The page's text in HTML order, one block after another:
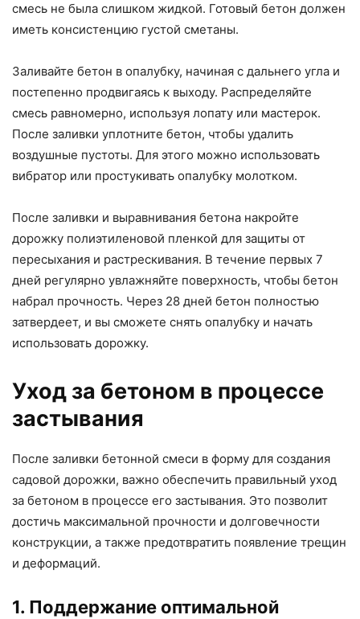
смесь не была слишком жидкой. Готовый бетон должен
иметь консистенцию густой сметаны.
Заливайте бетон в опалубку, начиная с дальнего угла и
постепенно продвигаясь к выходу. Распределяйте
смесь равномерно, используя лопату или мастерок.
После заливки уплотните бетон, чтобы удалить
воздушные пустоты. Для этого можно использовать
вибратор или простукивать опалубку молотком.
После заливки и выравнивания бетона накройте
дорожку полиэтиленовой пленкой для защиты от
пересыхания и растрескивания. В течение первых 7
дней регулярно увлажняйте поверхность, чтобы бетон
набрал прочность. Через 28 дней бетон полностью
затвердеет, и вы сможете снять опалубку и начать
использовать дорожку.
Уход за бетоном в процессе
застывания
После заливки бетонной смеси в форму для создания
садовой дорожки, важно обеспечить правильный уход
за бетоном в процессе его застывания. Это позволит
достичь максимальной прочности и долговечности
конструкции, а также предотвратить появление трещин
и деформаций.
1. Поддержание оптимальной